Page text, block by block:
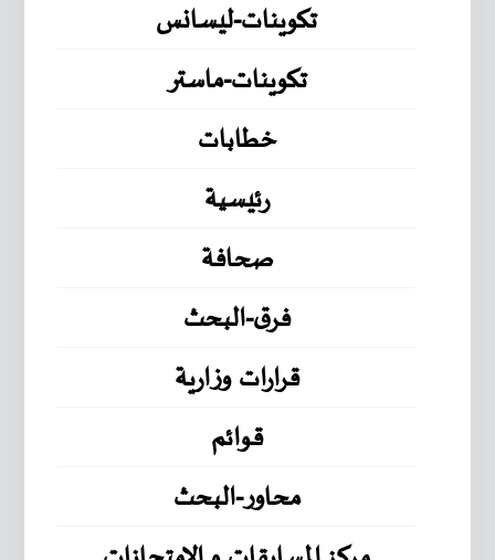
تكوينات-ليسانس
تكوينات-ماستر
خطابات
رئيسية
صحافة
فرق-البحث
قرارات وزارية
قوائم
محاور-البحث